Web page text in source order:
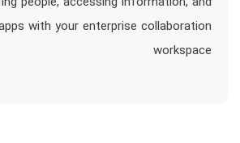
with your enterprise collaboration
workspace